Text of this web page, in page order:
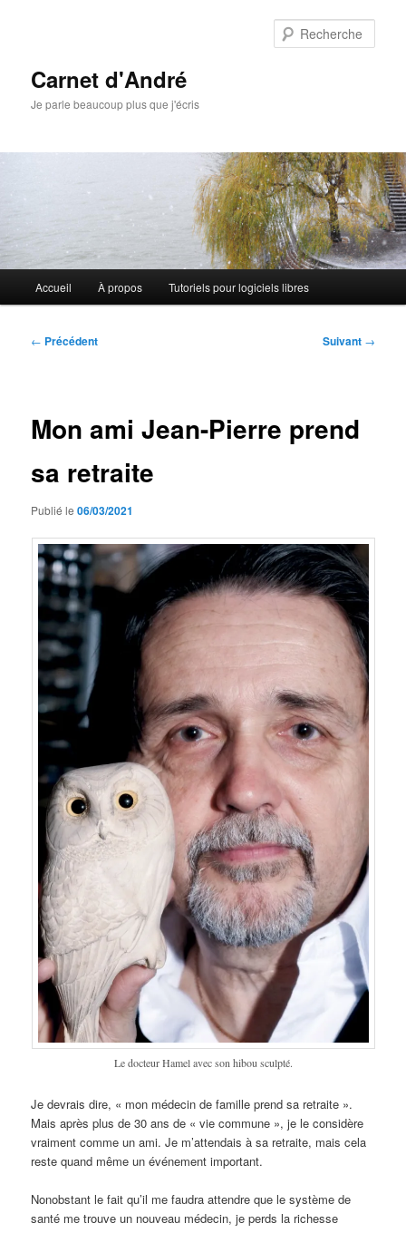
Carnet d'André
Je parle beaucoup plus que j'écris
principal
Accueil À propos Tutoriels pour logiciels libres
Navigation
← Précédent Suivant →
Mon ami Jean-Pierre prend
sa retraite
Publié le06/03/2021
Le docteur Hamel avec son hibou sculpté.
Je devrais dire, « mon médecin de famille prend sa retraite ».
Mais après plus de 30 ans de « vie commune », je le considère
vraiment comme un ami. Je m’attendais à sa retraite, mais cela
reste quand même un événement important.
Nonobstant le fait qu’il me faudra attendre que le système de
santé me trouve un nouveau médecin, je perds la richesse